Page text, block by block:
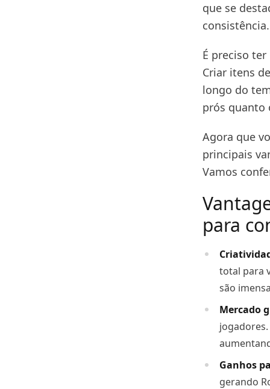
que se
consistência.
É preciso
Criar itens
longo do
prós quanto
Agora que
principais
Vamos
para
total para
são
Mercado
Ganhos
gerando